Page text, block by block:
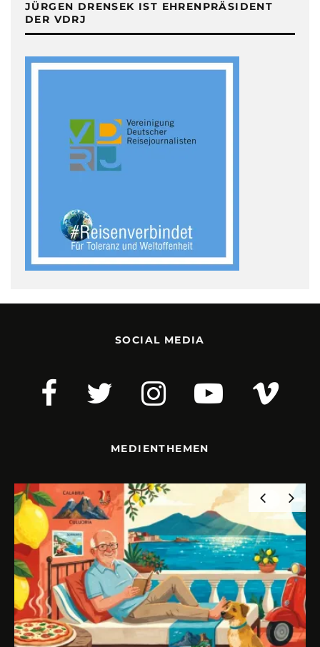
JÜRGEN DRENSEK IST EHRENPRÄSIDENT
DER VDRJ
SOCIAL MEDIA
MEDIENTHEMEN